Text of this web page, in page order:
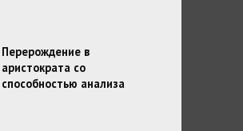
Перерождение в
аристократа со
способностью анализа